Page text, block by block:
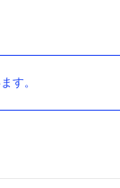
す。